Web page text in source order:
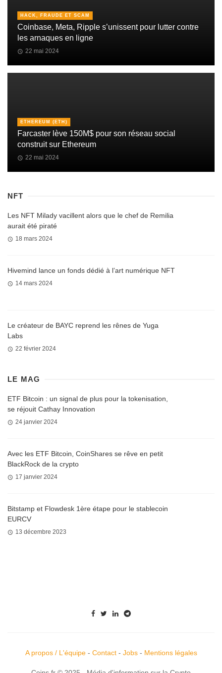
HACK, FRAUDE ET SCAM
Coinbase, Meta, Ripple s’unissent pour lutter contre
les arnaques en ligne
22 mai 2024
ETHEREUM (ETH)
Farcaster lève 150M$ pour son réseau social
construit sur Ethereum
22 mai 2024
NFT
Les NFT Milady vacillent alors que le chef de Remilia
aurait été piraté
18 mars 2024
Hivemind lance un fonds dédié à l’art numérique NFT
14 mars 2024
Le créateur de BAYC reprend les rênes de Yuga
Labs
22 février 2024
LE MAG
ETF Bitcoin : un signal de plus pour la tokenisation,
se réjouit Cathay Innovation
24 janvier 2024
Avec les ETF Bitcoin, CoinShares se rêve en petit
BlackRock de la crypto
17 janvier 2024
Bitstamp et Flowdesk 1ère étape pour le stablecoin
EURCV
13 décembre 2023
A propos / L'équipe- Contact- Jobs- Mentions légales